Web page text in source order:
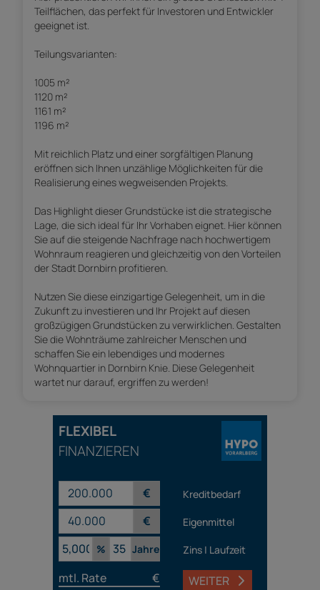
Teilflächen, das perfekt für Investoren und Entwickler
geeignet ist.
Teilungsvarianten:
1005 m²
1120 m²
1161 m²
1196 m²
Mit reichlich Platz und einer sorgfältigen Planung
eröffnen sich Ihnen unzählige Möglichkeiten für die
Realisierung eines wegweisenden Projekts.
Das Highlight dieser Grundstücke ist die strategische
Lage, die sich ideal für Ihr Vorhaben eignet. Hier können
Sie auf die steigende Nachfrage nach hochwertigem
Wohnraum reagieren und gleichzeitig von den Vorteilen
der Stadt Dornbirn profitieren.
Nutzen Sie diese einzigartige Gelegenheit, um in die
Zukunft zu investieren und Ihr Projekt auf diesen
großzügigen Grundstücken zu verwirklichen. Gestalten
Sie die Wohnträume zahlreicher Menschen und
schaffen Sie ein lebendiges und modernes
Wohnquartier in Dornbirn Knie. Diese Gelegenheit
wartet nur darauf, ergriffen zu werden!
FLEXIBEL
FINANZIEREN
€ Kreditbedarf
€
Eigenmittel
%
Jahre Zins | Laufzeit
mtl. Rate € WEITER